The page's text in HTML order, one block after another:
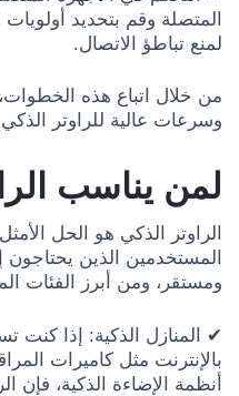
المتصلة وقم بتحديد أولويات
لمنع تباطؤ الاتصال.
من خلال اتباع هذه
وسرعات عالية للراوتر
لمن يناسب
الراوتر الذكي هو الحل
المستخدمين الذين
ومستقر، ومن أبرز الفئات
✔ المنازل الذكية: إذا كنت
بالإنترنت مثل كاميرات
أنظمة الإضاءة الذكية، فإن